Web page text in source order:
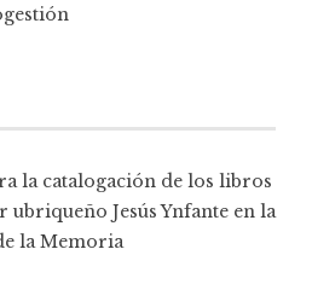
la catalogación de los libros
Jesús Ynfante en la
la Memoria